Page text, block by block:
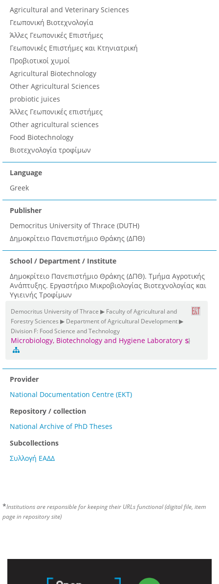
Agricultural and Veterinary Sciences
Γεωπονική Βιοτεχνολογία
Άλλες Γεωπονικές Επιστήμες
Γεωπονικές Επιστήμες και Κτηνιατρική
Προβιοτικοί χυμοί
Agricultural Biotechnology
Other Agricultural Sciences
probiotic juices
Άλλες Γεωπονικές επιστήμες
Other agricultural sciences
Food Biotechnology
Βιοτεχνολογία τροφίμων
Language
Greek
Publisher
Democritus University of Thrace (DUTH)
Δημοκρίτειο Πανεπιστήμιο Θράκης (ΔΠΘ)
School / Department / Institute
Δημοκρίτειο Πανεπιστήμιο Θράκης (ΔΠΘ). Τμήμα Αγροτικής
Ανάπτυξης. Εργαστήριο Μικροβιολογίας Βιοτεχνολογίας και
Υγιεινής Τροφίμων
Democritus University of Thrace ▶ Faculty of Agricultural and
Forestry Sciences ▶ Department of Agricultural Development ▶
Division F: Food Science and Technology
Microbiology, Biotechnology and Hygiene Laboratory
Provider
National Documentation Centre (EKT)
Repository / collection
National Archive of PhD Theses
Subcollections
Συλλογή ΕΑΔΔ
*Institutions are responsible for keeping their URLs functional (digital file, item
page in repository site)